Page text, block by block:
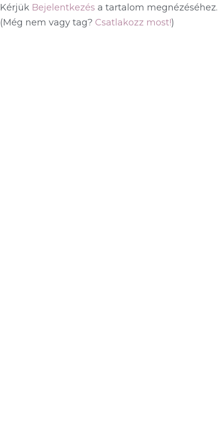
Kérjük Bejelentkezés a tartalom megnézéséhez.
(Még nem vagy tag? Csatlakozz most!)